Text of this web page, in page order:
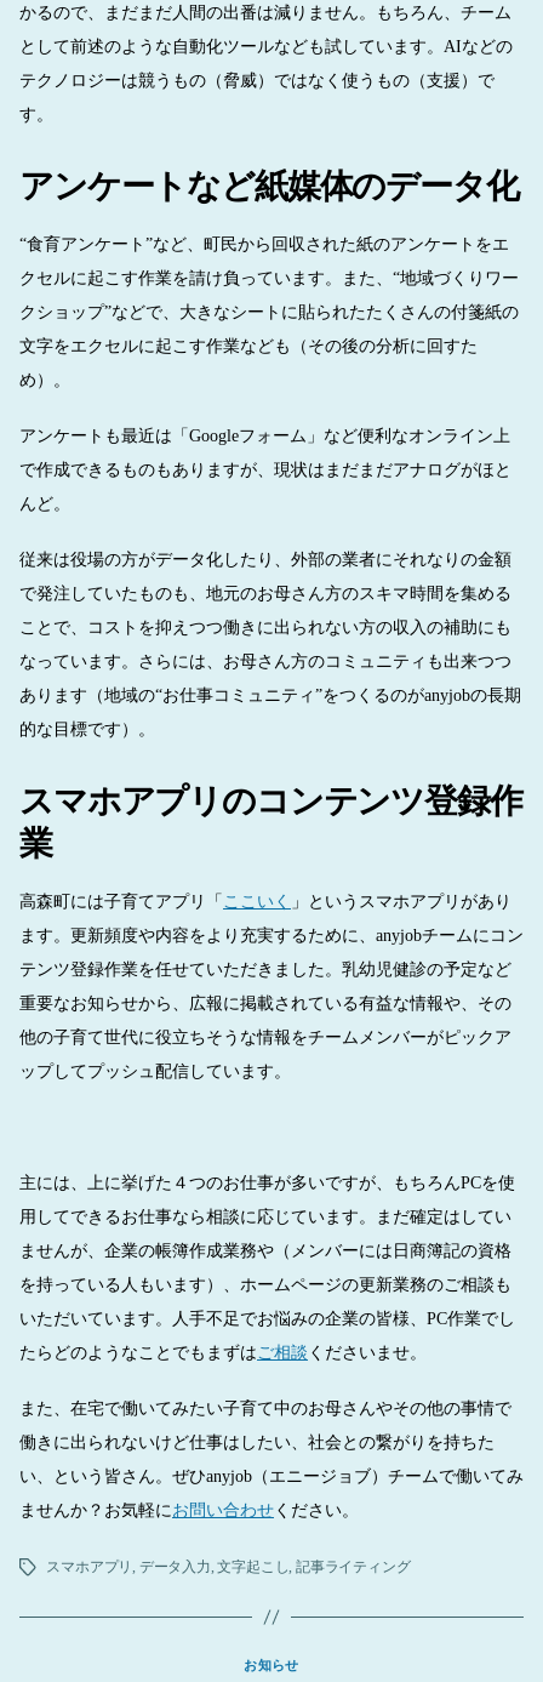
かるので、まだまだ人間の出番は減りません。もちろん、チーム
として前述のような自動化ツールなども試しています。AIなどの
テクノロジーは競うもの（脅威）ではなく使うもの（支援）で
す。
アンケートなど紙媒体のデータ化
“食育アンケート”など、町民から回収された紙のアンケートをエ
クセルに起こす作業を請け負っています。また、“地域づくりワー
クショップ”などで、大きなシートに貼られたたくさんの付箋紙の
文字をエクセルに起こす作業なども（その後の分析に回すた
め）。
アンケートも最近は「Googleフォーム」など便利なオンライン上
で作成できるものもありますが、現状はまだまだアナログがほと
んど。
従来は役場の方がデータ化したり、外部の業者にそれなりの金額
で発注していたものも、地元のお母さん方のスキマ時間を集める
ことで、コストを抑えつつ働きに出られない方の収入の補助にも
なっています。さらには、お母さん方のコミュニティも出来つつ
あります（地域の“お仕事コミュニティ”をつくるのがanyjobの長期
的な目標です）。
スマホアプリのコンテンツ登録作
業
高森町には子育てアプリ「ここいく
」というスマホアプリがあり
ます。更新頻度や内容をより充実するために、anyjobチームにコン
テンツ登録作業を任せていただきました。乳幼児健診の予定など
重要なお知らせから、広報に掲載されている有益な情報や、その
他の子育て世代に役立ちそうな情報をチームメンバーがピックア
ップしてプッシュ配信しています。
主には、上に挙げた４つのお仕事が多いですが、もちろんPCを使
用してできるお仕事なら相談に応じています。まだ確定はしてい
ませんが、企業の帳簿作成業務や（メンバーには日商簿記の資格
を持っている人もいます）、ホームページの更新業務のご相談も
いただいています。人手不足でお悩みの企業の皆様、PC作業でし
たらどのようなことでもまずはご相談 くださいませ。
また、在宅で働いてみたい子育て中のお母さんやその他の事情で
働きに出られないけど仕事はしたい、社会との繋がりを持ちた
い、という皆さん。ぜひanyjob（エニージョブ）チームで働いてみ
ませんか？お気軽にお問い合わせください。
タ
スマホアプリ, データ入力,文字起こし,記事ライティング
カ
お知らせ